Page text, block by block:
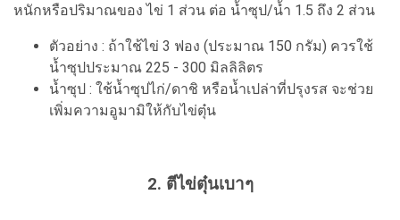
หนักหรือปริมาณของ ไข่ 1 ส่วน ต่อ น้ำซุป/น้ำ 1.5 ถึง 2 ส่วน
ตัวอย่าง : ถ้าใช้ไข่ 3 ฟอง (ประมาณ 150 กรัม) ควรใช้
น้ำซุปประมาณ 225 - 300 มิลลิลิตร
น้ำซุป : ใช้น้ำซุปไก่/ดาชิ หรือน้ำเปล่าที่ปรุงรส จะช่วย
เพิ่มความอูมามิให้กับไข่ตุ๋น
2. ตีไข่ตุ๋นเบาๆ